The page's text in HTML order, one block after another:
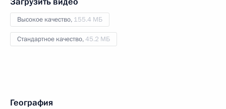
Высокое качество, 155.4 МБ
Стандартное качество,45.2 МБ
География